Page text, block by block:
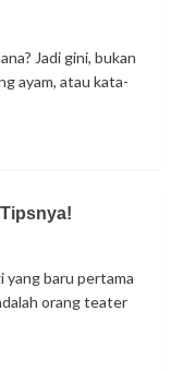
Jadi gini, bukan
ayam, atau kata-
yang baru pertama
orang teater